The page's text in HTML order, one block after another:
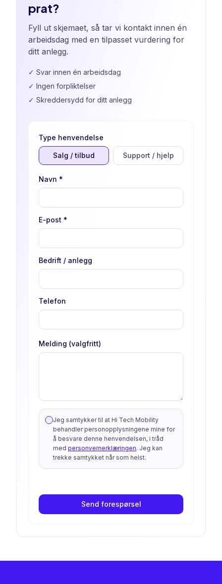
prat?
Fyll ut skjemaet, så tar vi kontakt innen én
arbeidsdag med en tilpasset vurdering for
ditt anlegg.
✓ Svar innen én arbeidsdag
✓ Ingen forpliktelser
✓ Skreddersydd for ditt anlegg
Type henvendelse
Salg / tilbud Support / hjelp
Navn *
E-post *
Bedrift / anlegg
Telefon
Melding (valgfritt)
Jeg samtykker til at Hi Tech Mobility
behandler personopplysningene mine for
å besvare denne henvendelsen, i tråd
med personvernerklæringen. Jeg kan
trekke samtykket når som helst.
Send forespørsel